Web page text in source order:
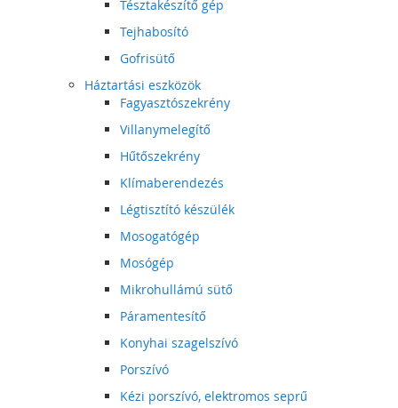
Tésztakészítő gép
Tejhabosító
Gofrisütő
Háztartási eszközök
Fagyasztószekrény
Villanymelegítő
Hűtőszekrény
Klímaberendezés
Légtisztító készülék
Mosogatógép
Mosógép
Mikrohullámú sütő
Páramentesítő
Konyhai szagelszívó
Porszívó
Kézi porszívó, elektromos seprű